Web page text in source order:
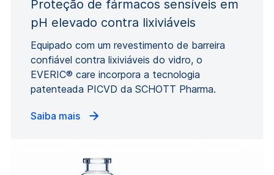
Proteção de fármacos sensíveis em
pH elevado contra lixiviáveis
Equipado com um revestimento de barreira
confiável contra lixiviáveis do vidro, o
EVERIC® care incorpora a tecnologia
patenteada PICVD da SCHOTT Pharma.
Saiba mais